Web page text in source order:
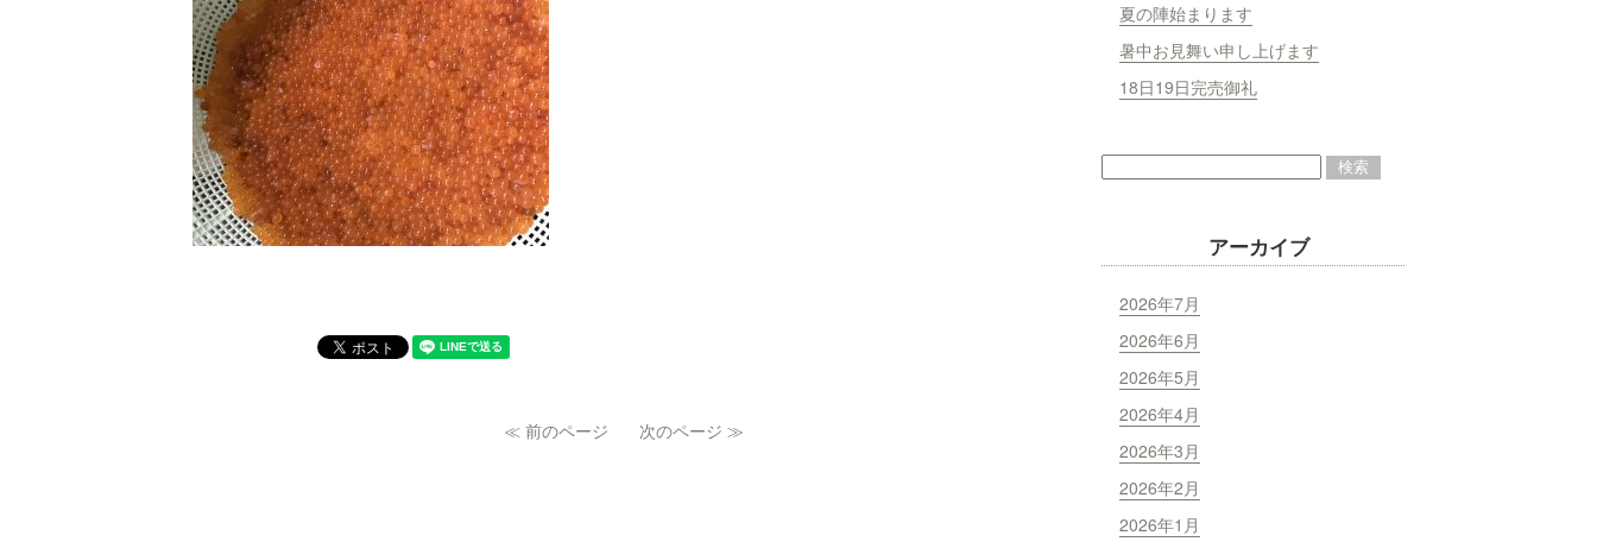
≪ 前のページ 次のページ ≫
夏の陣始まります
暑中お見舞い申し上げます
18日19日完売御礼
アーカイブ
2026年7月
2026年6月
2026年5月
2026年4月
2026年3月
2026年2月
2026年1月